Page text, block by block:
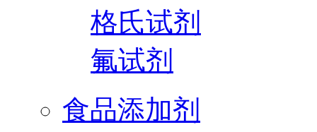
格氏试剂
氟试剂
食品添加剂